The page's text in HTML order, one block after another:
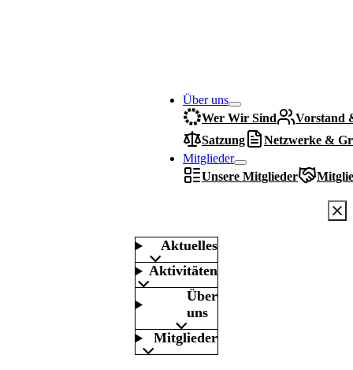
Über uns
Wer Wir Sind
Vorstand
Satzung
Netzwerke &
Mitglieder
Unsere Mitglieder
Aktuelles
Aktivitäten
Über
uns
Mitglieder